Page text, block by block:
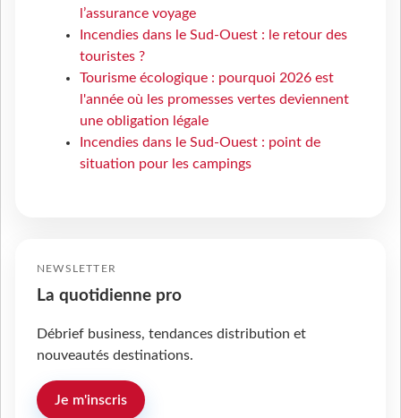
l’assurance voyage
Incendies dans le Sud-Ouest : le retour des
touristes ?
Tourisme écologique : pourquoi 2026 est
l'année où les promesses vertes deviennent
une obligation légale
Incendies dans le Sud-Ouest : point de
situation pour les campings
NEWSLETTER
La quotidienne pro
Débrief business, tendances distribution et
nouveautés destinations.
Je m'inscris